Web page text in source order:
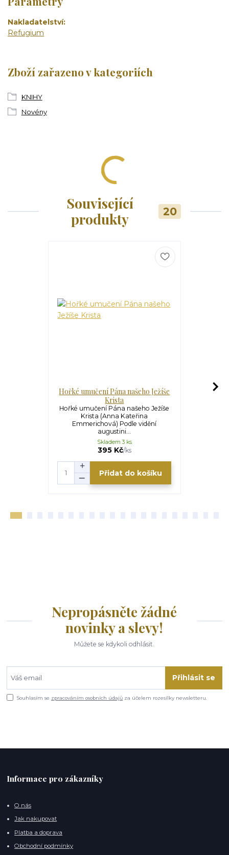
Nakladatelství
Refugium
Zboží zařazeno v kategoriích
KNIHY
Novény
Související
produkty
20
Hořké umučení Pána našeho Ježíše
Krista
Hořké umučení Pána našeho Ježíše
Krista (Anna Kateřina
Emmerichová) Podle vidění
augustini...
395 Kč/ks
Skladem 3 ks
Přidat do košíku
Nepropásněte žádné
novinky a slevy!
Můžete se kdykoli odhlásit.
Přihlásit se
Souhlasím se zpracováním osobních údajů za účelem rozesílky newsletteru.
Informace pro zákazníky
O nás
Jak nakupovat
Platba a doprava
Obchodní podmínky